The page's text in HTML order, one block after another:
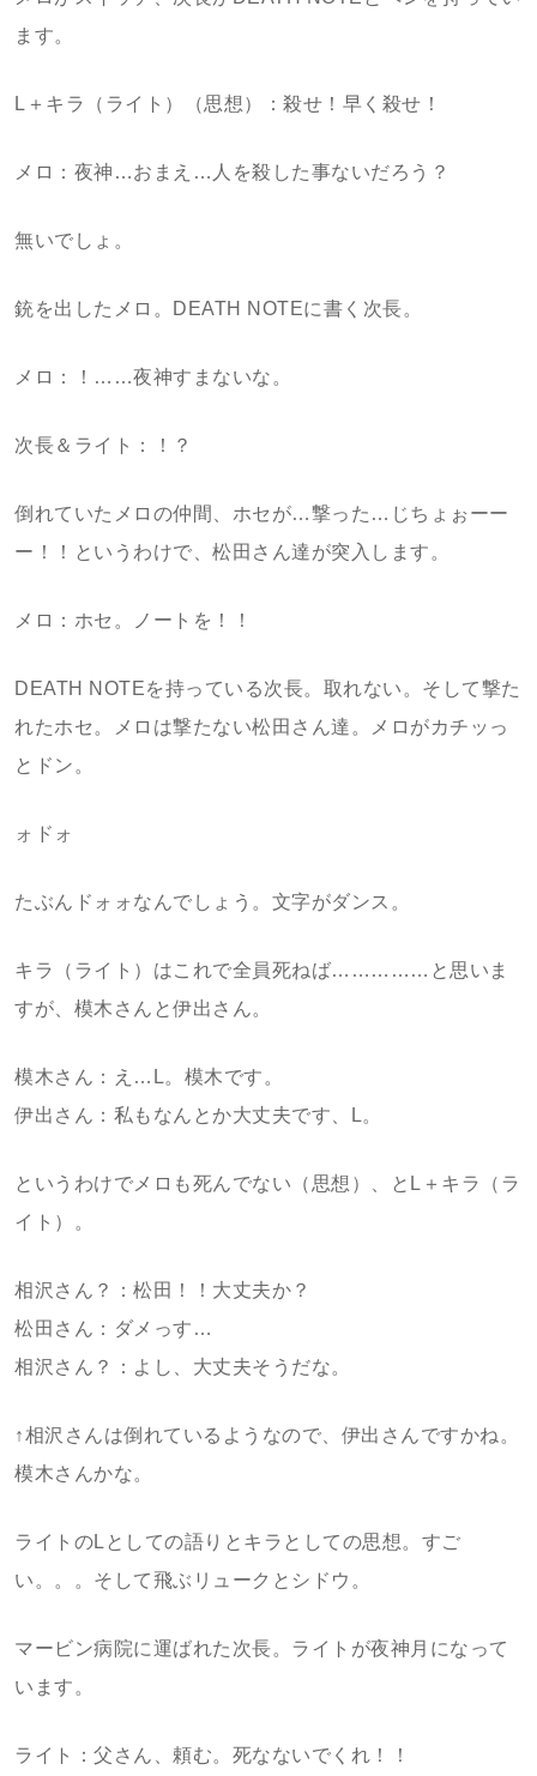
ます。
L＋キラ（ライト）（思想）：殺せ！早く殺せ！
メロ：夜神…おまえ…人を殺した事ないだろう？
無いでしょ。
銃を出したメロ。DEATH NOTEに書く次長。
メロ：！……夜神すまないな。
次長＆ライト：！？
倒れていたメロの仲間、ホセが…撃った…じちょぉーー
ー！！というわけで、松田さん達が突入します。
メロ：ホセ。ノートを！！
DEATH NOTEを持っている次長。取れない。そして撃た
れたホセ。メロは撃たない松田さん達。メロがカチッっ
とドン。
ォドォ
たぶんドォォなんでしょう。文字がダンス。
キラ（ライト）はこれで全員死ねば……………と思いま
すが、模木さんと伊出さん。
模木さん：え…L。模木です。
伊出さん：私もなんとか大丈夫です、L。
というわけでメロも死んでない（思想）、とL＋キラ（ラ
イト）。
相沢さん？：松田！！大丈夫か？
松田さん：ダメっす…
相沢さん？：よし、大丈夫そうだな。
↑相沢さんは倒れているようなので、伊出さんですかね。
模木さんかな。
ライトのLとしての語りとキラとしての思想。すご
い。。。そして飛ぶリュークとシドウ。
マービン病院に運ばれた次長。ライトが夜神月になって
います。
ライト：父さん、頼む。死なないでくれ！！